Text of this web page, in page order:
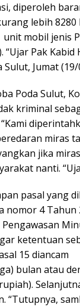
diperoleh
lebih
mobil jenis
“Ujar Pak
Jumat (19/
Poda Sulut,
kriminal
miras
jika
nanti.
pasal yang
nomor 4 Tahun
ketentuan
15 diancam
bulan atau
“Tutupnya,